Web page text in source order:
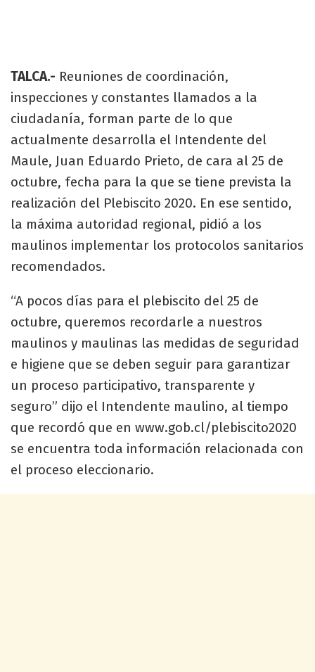
TALCA.- Reuniones de coordinación,
inspecciones y constantes llamados a la
ciudadanía, forman parte de lo que
actualmente desarrolla el Intendente del
Maule, Juan Eduardo Prieto, de cara al 25 de
octubre, fecha para la que se tiene prevista la
realización del Plebiscito 2020. En ese sentido,
la máxima autoridad regional, pidió a los
maulinos implementar los protocolos sanitarios
recomendados.
“A pocos días para el plebiscito del 25 de
octubre, queremos recordarle a nuestros
maulinos y maulinas las medidas de seguridad
e higiene que se deben seguir para garantizar
un proceso participativo, transparente y
seguro” dijo el Intendente maulino, al tiempo
que recordó que en www.gob.cl/plebiscito2020
se encuentra toda información relacionada con
el proceso eleccionario.